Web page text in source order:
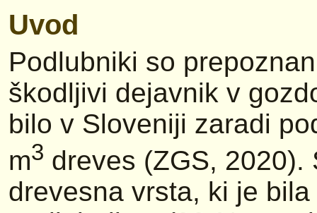
Uvod
Podlubniki so
škodljivi dejavnik v
bilo v Sloveniji zaradi
m3 dreves (ZGS,
drevesna vrsta, ki je